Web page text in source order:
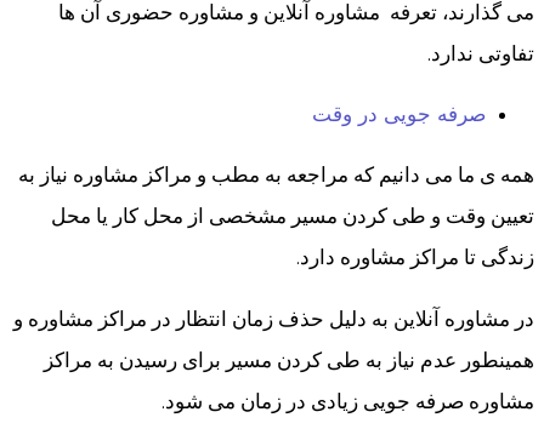
می گذارند، تعرفه مشاوره آنلاین و مشاوره حضوری آن ها
تفاوتی ندارد.
صرفه جویی در وقت
همه ی ما می دانیم که مراجعه به مطب و مراکز مشاوره نیاز به
تعیین وقت و طی کردن مسیر مشخصی از محل کار یا محل
زندگی تا مراکز مشاوره دارد.
در مشاوره آنلاین به دلیل حذف زمان انتظار در مراکز مشاوره و
همینطور عدم نیاز به طی کردن مسیر برای رسیدن به مراکز
مشاوره صرفه جویی زیادی در زمان می شود.